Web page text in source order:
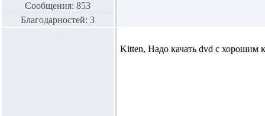
Сообщения: 853
Благодарностей: 3
Kitten, Надо качать dvd с хорошим